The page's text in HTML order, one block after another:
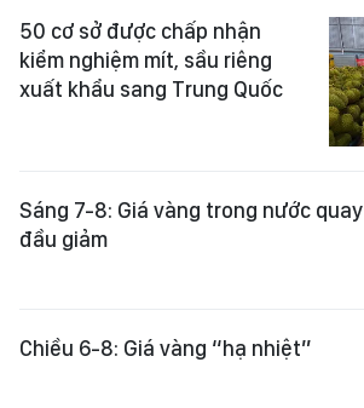
50 cơ sở được chấp nhận
kiểm nghiệm mít, sầu riêng
xuất khẩu sang Trung Quốc
Sáng 7-8: Giá vàng trong nước quay
đầu giảm
Chiều 6-8: Giá vàng “hạ nhiệt”